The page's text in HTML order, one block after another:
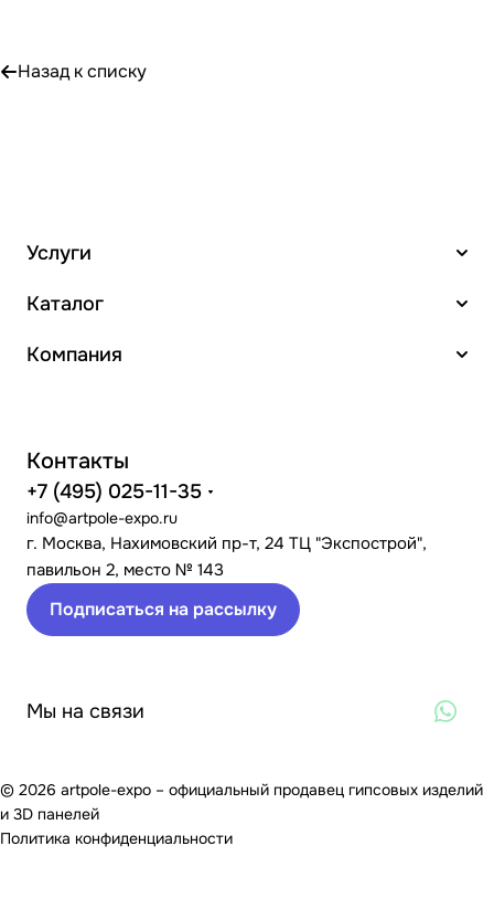
Назад к списку
Услуги
Каталог
Компания
Контакты
+7 (495) 025-11-35
info@artpole-expo.ru
г. Москва, Нахимовский пр-т, 24 ТЦ "Экспострой",
павильон 2, место № 143
Подписаться на рассылку
Мы на связи
© 2026 artpole-expo – официальный продавец гипсовых изделий
и 3D панелей
Политика конфиденциальности